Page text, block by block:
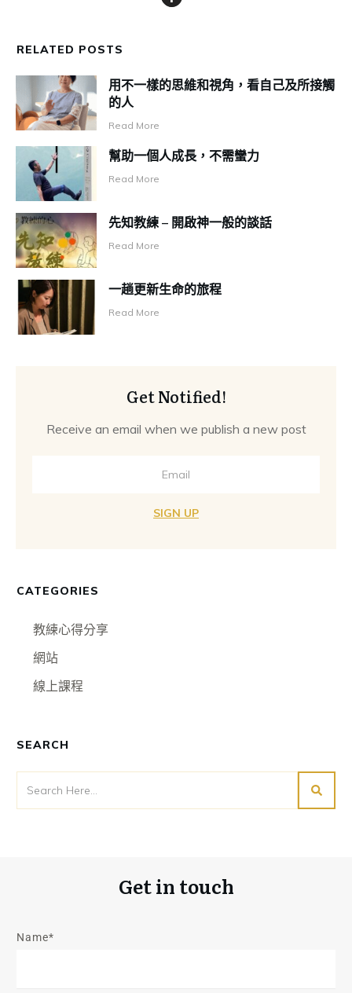
RELATED POSTS
用不一樣的思維和視角，看自己及所接觸
的人
Read More
幫助一個人成長，不需蠻力
Read More
先知教練 – 開啟神一般的談話
Read More
一趟更新生命的旅程
Read More
Get Notified!
Receive an email when we publish a new post
SIGN UP
CATEGORIES
教練心得分享
網站
線上課程
SEARCH
Get in touch
Name*